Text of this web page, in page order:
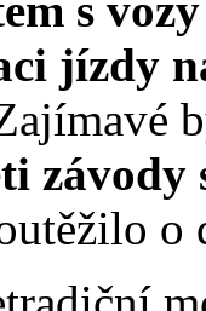
s
jízdy
závody